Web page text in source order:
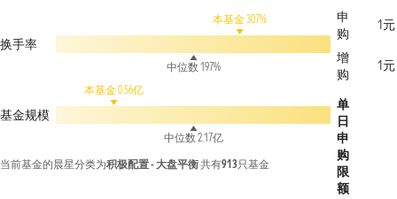
换手率
本基金 307%
中位数 197%
基金规模
本基金 0.56亿
中位数 2.17亿
当前基金的晨星分类为积极配置 - 大盘平衡共有913只基金
申
购
1元
增
购
1元
单
日
申
购
限
额